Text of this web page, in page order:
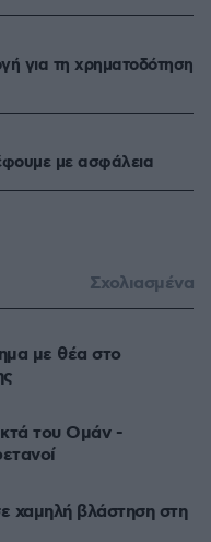
για τη χρηματοδότηση
με ασφάλεια
Σχολιασμένα
με θέα στο
του Ομάν -
χαμηλή βλάστηση στη